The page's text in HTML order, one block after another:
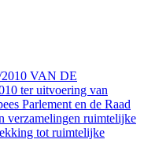
VAN DE
ter uitvoering van
Parlement en de Raad
verzamelingen ruimtelijke
tot ruimtelijke